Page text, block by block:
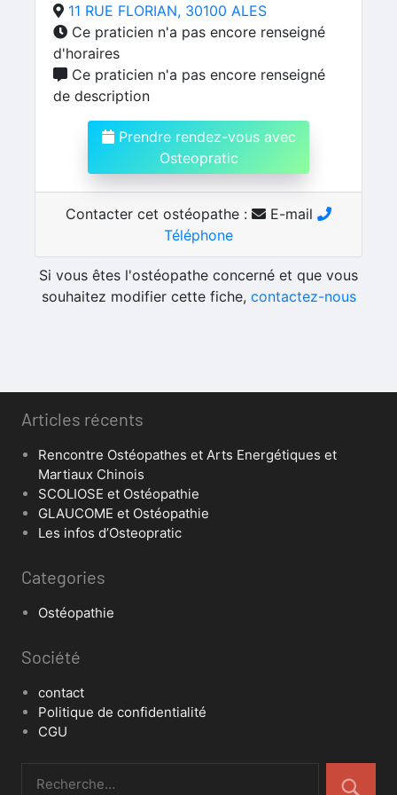
11 RUE FLORIAN, 30100 ALES
Ce praticien n'a pas encore renseigné
d'horaires
Ce praticien n'a pas encore renseigné
de description
Prendre rendez-vous avec
Osteopratic
Contacter cet ostéopathe :
E-mail
Téléphone
Si vous êtes l'ostéopathe concerné et que vous
souhaitez modifier cette fiche, contactez-nous
Articles récents
Rencontre Ostéopathes et Arts Energétiques et
Martiaux Chinois
SCOLIOSE et Ostéopathie
GLAUCOME et Ostéopathie
Les infos d’Osteopratic
Categories
Ostéopathie
Société
contact
Politique de confidentialité
CGU